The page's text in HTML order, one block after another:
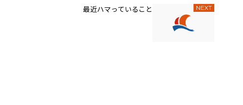
NEXT
最近ハマっていること